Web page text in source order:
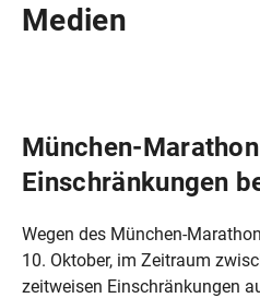
Medien
München-
Einschränkungen
Wegen des München-
10. Oktober, im Zeitraum
zeitweisen Einschränkungen